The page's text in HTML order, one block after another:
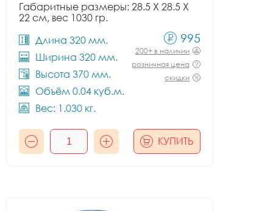
Габаритные размеры: 28.5 X 28.5 X
22 см, вес 1030 гр.
Длина 320 мм.
Ширина 320 мм.
Высота 370 мм.
Объём 0.04 куб.м.
Вес: 1.030 кг.
995
200+ в наличии
розничная цена
скидки
КУПИТЬ